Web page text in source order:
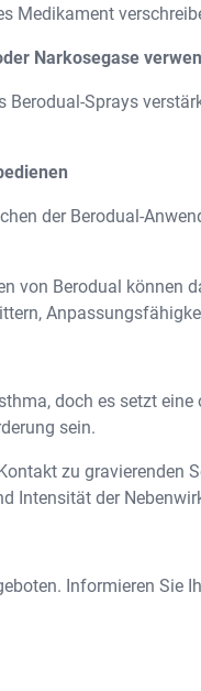
Medikament
Narkosegase
Sprays
der Berodual-
von Berodual können
doch es setzt
sein.
zu gravierenden
Intensität der
Informieren Sie